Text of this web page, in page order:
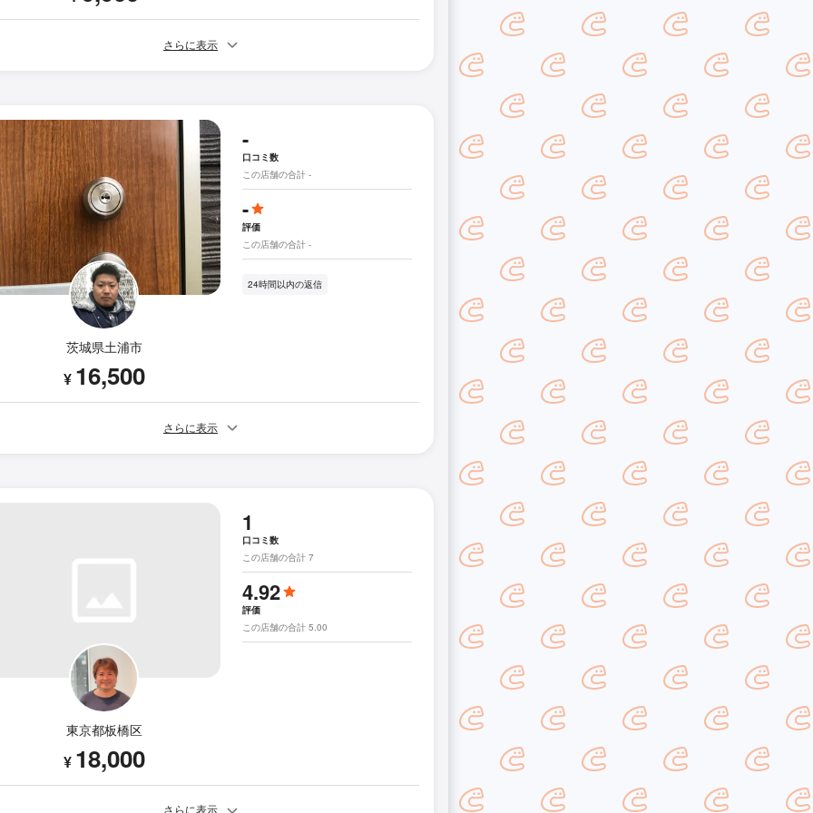
さらに表示
茨城県土浦市
¥ 16,500
-
口コミ数
この店舗の合計 -
-
評価
この店舗の合計 -
24時間以内の返信
さらに表示
東京都板橋区
¥ 18,000
1
口コミ数
この店舗の合計 7
4.92
評価
この店舗の合計 5.00